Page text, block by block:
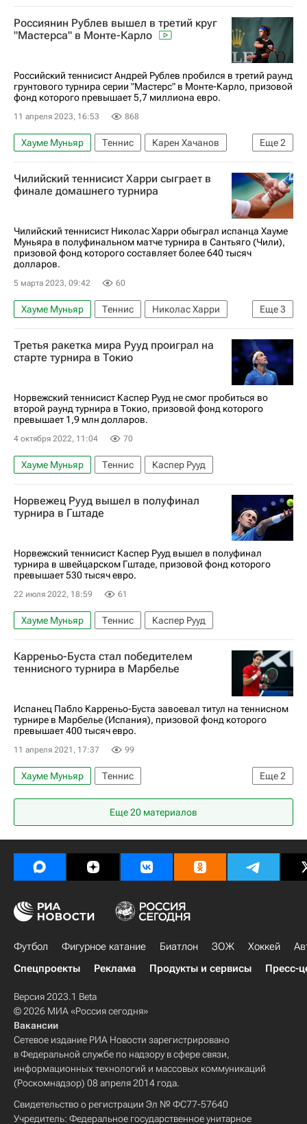
ATP Masters Мадрид
Россиянин Рублев вышел в третий круг
"Мастерса" в Монте-Карло
Российский теннисист Андрей Рублев пробился в третий раунд
грунтового турнира серии "Мастерс" в Монте-Карло, призовой
фонд которого превышает 5,7 миллиона евро.
11 апреля 2023, 16:53 868
Еще2
Хауме Муньяр Теннис
Карен Хачанов
Андрей Рублев
ATP Masters Майами
Чилийский теннисист Харри сыграет в
финале домашнего турнира
Чилийский теннисист Николас Харри обыграл испанца Хауме
Муньяра в полуфинальном матче турнира в Сантьяго (Чили),
призовой фонд которого составляет более 640 тысяч
долларов.
5 марта 2023, 09:42 60
Еще3
Хауме Муньяр Теннис
Николас Харри
Сантьяго (город)
Аргентина Чили
Третья ракетка мира Рууд проиграл на
старте турнира в Токио
Норвежский теннисист Каспер Рууд не смог пробиться во
второй раунд турнира в Токио, призовой фонд которого
превышает 1,9 млн долларов.
4 октября 2022, 11:04 70
Хауме Муньяр Теннис Каспер Рууд
Норвежец Рууд вышел в полуфинал
турнира в Гштаде
Норвежский теннисист Каспер Рууд вышел в полуфинал
турнира в швейцарском Гштаде, призовой фонд которого
превышает 530 тысяч евро.
22 июля 2022, 18:59 61
Хауме Муньяр Теннис Каспер Рууд
Карреньо-Буста стал победителем
теннисного турнира в Марбелье
Испанец Пабло Карреньо-Буста завоевал титул на теннисном
турнире в Марбелье (Испания), призовой фонд которого
превышает 400 тысяч евро.
11 апреля 2021, 17:37 99
Еще2
Хауме Муньяр
Теннис
Ассоциация теннисистов-профессионалов (ATP)
Пабло Карреньо-Буста
Еще 20 материалов
Футбол Фигурное катание Биатлон ЗОЖ Хоккей
Спецпроекты
Реклама Продукты и сервисы Пресс-
Версия 2023.1 Beta
© 2026 МИА «Россия сегодня»
Вакансии
Сетевое издание РИА Новости зарегистрировано
в Федеральной службе по надзору в сфере связи,
информационных технологий и массовых коммуникаций
(Роскомнадзор) 08 апреля 2014 года.
Свидетельство о регистрации Эл № ФС77-57640
Учредитель: Федеральное государственное унитарное